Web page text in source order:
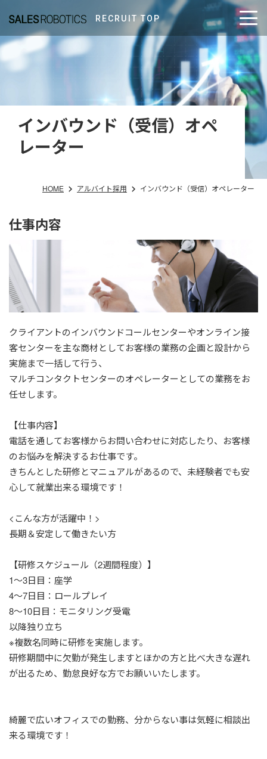
RECRUIT TOP
インバウンド（受信）オペ
レーター
HOME アルバイト採用 インバウンド（受信）オペレーター
仕事内容
クライアントのインバウンドコールセンターやオンライン接
客センターを主な商材としてお客様の業務の企画と設計から
実施まで一括して行う、
マルチコンタクトセンターのオペレーターとしての業務をお
任せします。
【仕事内容】
電話を通してお客様からお問い合わせに対応したり、お客様
のお悩みを解決するお仕事です。
きちんとした研修とマニュアルがあるので、未経験者でも安
心して就業出来る環境です！
<こんな方が活躍中！>
長期＆安定して働きたい方
【研修スケジュール（2週間程度）】
1～3日目：座学
4～7日目：ロールプレイ
8～10日目：モニタリング受電
以降独り立ち
※複数名同時に研修を実施します。
研修期間中に欠勤が発生しますとほかの方と比べ大きな遅れ
が出るため、勤怠良好な方でお願いいたします。
綺麗で広いオフィスでの勤務、分からない事は気軽に相談出
来る環境です！